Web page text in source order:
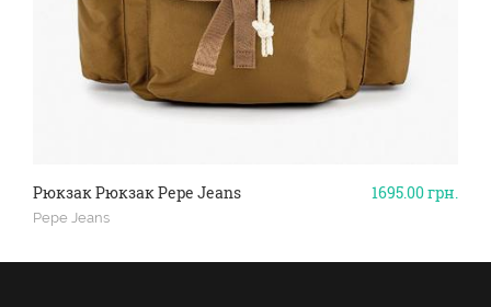
1695.00грн.
Рюкзак Рюкзак Pepe Jeans
Pepe Jeans